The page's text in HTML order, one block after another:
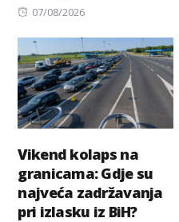
Posted
07/08/2026
Vikend kolaps na
granicama: Gdje su
najveća zadržavanja
pri izlasku iz BiH?